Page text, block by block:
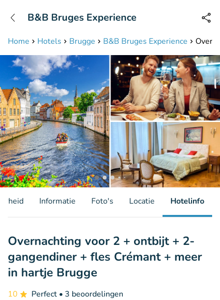
Bereikbaar tot 23:00 uur
Home Hotels Brugge B&B Bruges Experience
B&B Bruges Experience
Informatie Foto's Locatie Hotelinfo
Overnachting voor 2 + ontbijt + 2-
gangendiner + fles Crémant + meer
in hartje Brugge
10 Perfect • 3 beoordelingen